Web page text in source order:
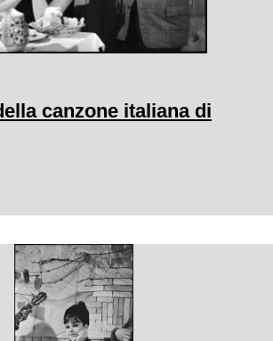
canzone italiana di